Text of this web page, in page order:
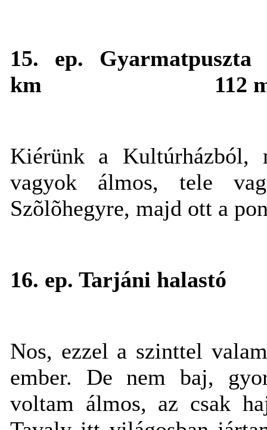
15. ep. Gyarmatpuszta
km
112
Kiérünk a Kultúrházból,
vagyok álmos, tele
Szõlõhegyre, majd ott a
16. ep. Tarjáni halastó
Nos, ezzel a szinttel
ember. De nem baj,
voltam álmos, az csak